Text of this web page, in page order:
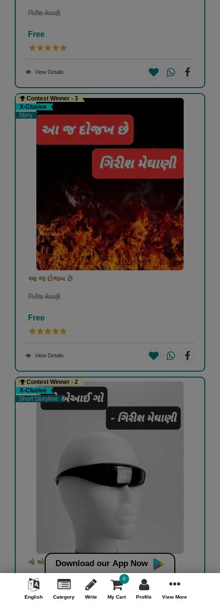
ગિરીશ મેઘાણી
Free
View Details
Contest Winner - 3
X-Clusive
Story
આ જ દોજખ છે
ગિરીશ મેઘાણી
Free
View Details
Contest Winner - 2
X-Clusive
Short Storyline
ગો એઆઈ ગો
ગિરીશ મેઘાણી
Free
Download our App Now
English Category Write My Cart
0
Profile View More